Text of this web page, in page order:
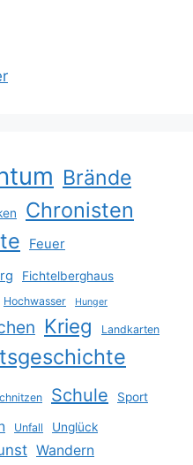
Brände
Chronisten
Feuer
Fichtelberghaus
Hochwasser Hunger
Krieg Landkarten
Schule Sport
Unfall Unglück
Wandern